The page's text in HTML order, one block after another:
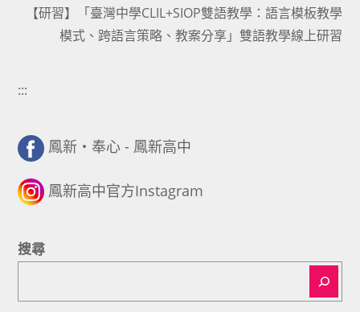
【研習】「臺灣中學CLIL+SIOP雙語教學：語言模板教學
模式、跨語言策略、教案分享」雙語教學線上研習
:::
鳳新・奉心 - 鳳新高中
鳳新高中官方Instagram
搜尋